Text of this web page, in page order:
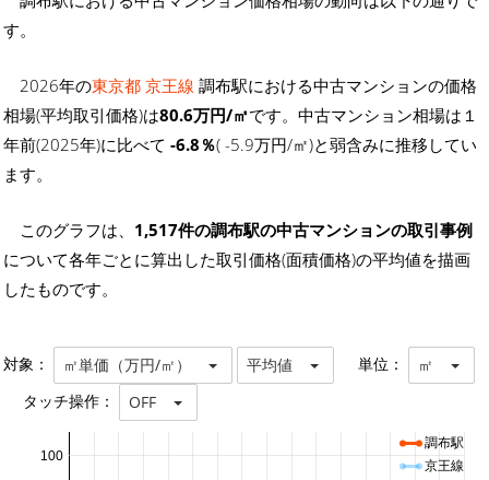
す。
2026年の東京都 京王線 調布駅における中古マンションの価格
相場(平均取引価格)は80.6万円/㎡です。中古マンション相場は１
年前(2025年)に比べて -6.8％( -5.9万円/㎡)と弱含みに推移してい
ます。
このグラフは、 1,517件の調布駅の中古マンションの取引事例
について各年ごとに算出した取引価格(面積価格)の平均値を描画
したものです。
対象： ㎡単価（万円/㎡） 平均値 単位： ㎡
タッチ操作： OFF
100
調布駅
京王線